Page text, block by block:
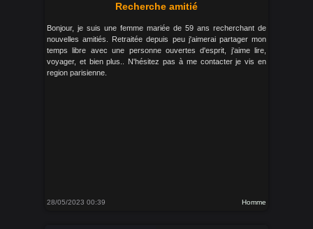
Recherche amitié
Bonjour, je suis une femme mariée de 59 ans recherchant de
nouvelles amitiés. Retraitée depuis peu j'aimerai partager mon
temps libre avec une personne ouvertes d'esprit, j'aime lire,
voyager, et bien plus.. N'hésitez pas à me contacter je vis en
region parisienne.
28/05/2023 00:39 Homme